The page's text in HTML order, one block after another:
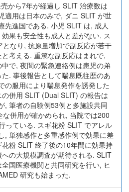
から7年が経過し SLIT 治療数は
適用は日本のみで, ダニ SLIT が世
先進国である. 小児 SLIT は, 成人
果も安全性も成人と差がない. ス
なり, 抗原量増加で副反応が若干
考える. 重篤な副反応はまれで,
で, 夜間の緊急連絡例は患児の弟
. 事後報告として喘息既往歴のあ
の服用により喘息発作を誘発した
併用 SLIT (Dual SLIT) の報告は
, 筆者の自験例53例と多施設共同
併用が確かめられ, 当院では200
っている. スギ花粉 SLIT でアレル
, 単独感作と多重感作例で効果に差
粉 SLIT 終了後の10年間に効果持
の大規模調査が期待される. SLIT
国医療機関と共同研究を行い, ヒ
研究も始まった.